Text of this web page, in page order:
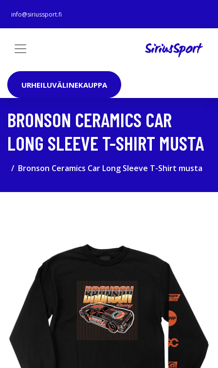
info@siriussport.fi
URHEILUVÄLINEKAUPPA
BRONSON CERAMICS CAR
LONG SLEEVE T-SHIRT MUSTA
Bronson Ceramics Car Long Sleeve T-Shirt musta